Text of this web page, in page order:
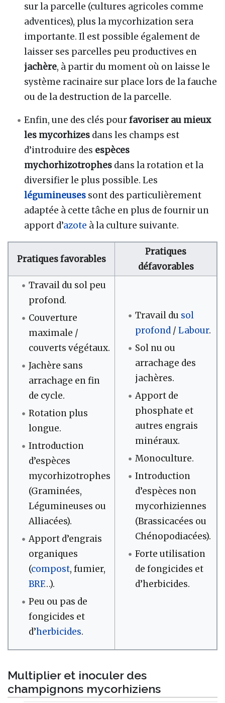
sur la parcelle (cultures agricoles comme
adventices), plus la mycorhization sera
importante. Il est possible également de
laisser ses parcelles peu productives en
jachère, à partir du moment où on laisse le
système racinaire sur place lors de la fauche
ou de la destruction de la parcelle.
Enfin, une des clés pourfavoriser au mieux
les mycorhizes dans les champs est
d’introduire des espèces
mychorhizotrophes dans la rotation et la
diversifier le plus possible. Les
légumineuses sont des particulièrement
adaptée à cette tâche en plus de fournir un
apport d’azote à la culture suivante.
Pratiques favorables
Pratiques
défavorables
Travail du sol peu
profond.
Couverture
maximale /
couverts végétaux.
Jachère sans
arrachage en fin
de cycle.
Rotation plus
longue.
Introduction
d’espèces
mycorhizotrophes
(Graminées,
Légumineuses ou
Alliacées).
Apport d’engrais
organiques
(compost, fumier,
BRF…).
Peu ou pas de
fongicides et
d’herbicides.
Travail du sol
profond/ Labour.
Sol nu ou
arrachage des
jachères.
Apport de
phosphate et
autres engrais
minéraux.
Monoculture.
Introduction
d’espèces non
mycorhiziennes
(Brassicacées ou
Chénopodiacées).
Forte utilisation
de fongicides et
d’herbicides.
Multiplier et inoculer des
champignons mycorhiziens